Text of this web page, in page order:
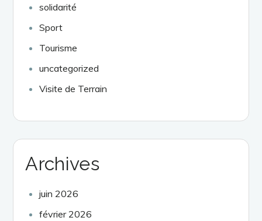
solidarité
Sport
Tourisme
uncategorized
Visite de Terrain
Archives
juin 2026
février 2026